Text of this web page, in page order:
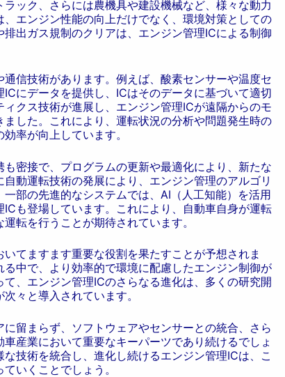
ック、さらには農機具や建設機械など、様々な動力
エンジン性能の向上だけでなく、環境対策としての
出ガス規制のクリアは、エンジン管理ICによる制御
信技術があります。例えば、酸素センサーや温度セ
にデータを提供し、ICはそのデータに基づいて適切
クス技術が進展し、エンジン管理ICが遠隔からのモ
した。これにより、運転状況の分析や問題発生時の
率が向上しています。
密接で、プログラムの更新や最適化により、新たな
動運転技術の発展により、エンジン管理のアルゴリ
部の先進的なシステムでは、AI（人工知能）を活用
も登場しています。これにより、自動車自身が運転
転を行うことが期待されています。
てますます重要な役割を果たすことが予想されま
中で、より効率的で環境に配慮したエンジン制御が
、エンジン管理ICのさらなる進化は、多くの研究開
々と導入されています。
留まらず、ソフトウェアやセンサーとの統合、さら
産業において重要なキーパーツであり続けるでしょ
技術を統合し、進化し続けるエンジン管理ICは、こ
いくことでしょう。